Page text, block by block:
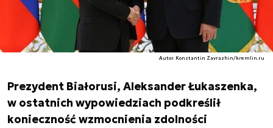
Autor. Konstantin Zavrazhin/kremlin.ru
Prezydent Białorusi, Aleksander Łukaszenka,
w ostatnich wypowiedziach podkreślił
konieczność wzmocnienia zdolności